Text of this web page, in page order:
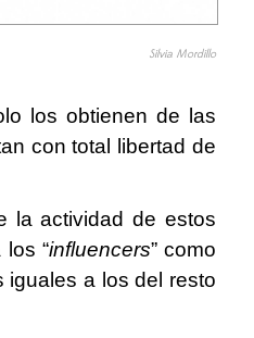
Silvia Mordillo
los obtienen de las
con total libertad de
la actividad de estos
“influencers” como
iguales a los del resto